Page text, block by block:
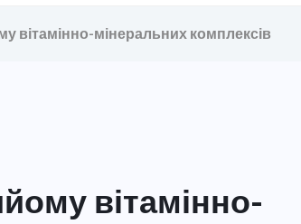
вітамінно-мінеральних комплексів
вітамінно-